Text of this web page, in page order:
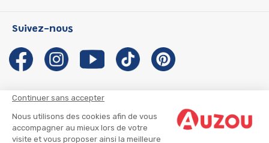
Continuer sans accepter
Nous utilisons des cookies afin de vous
accompagner au mieux lors de votre
visite et vous proposer ainsi la meilleure
Les Influenceuses
Migali
Petite Taupe
Notre histoire
Auzou s'engage
Auteurs et illustrateurs Auzou
Suivre mon colis
Suivez-nous
CGU